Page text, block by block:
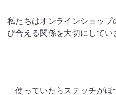
私たちはオンラインショッ
び合える関係を大切にしてい
「使っていたらステッチがほ